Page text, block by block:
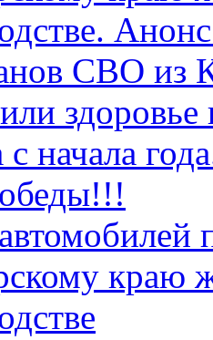
СВО из
начала
краю